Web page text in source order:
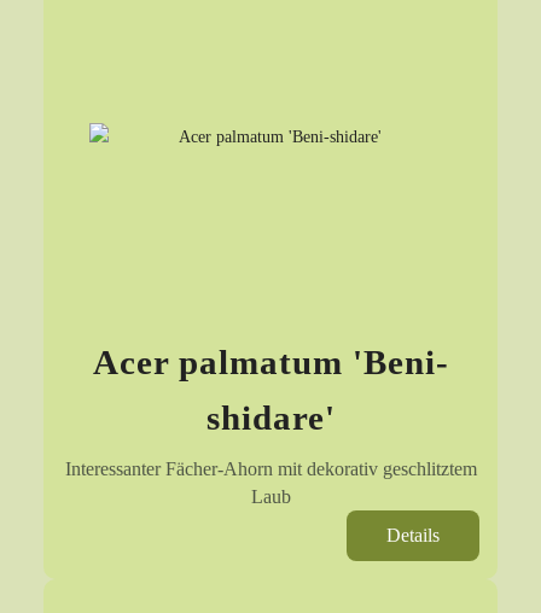
Acer palmatum 'Beni-
shidare'
Interessanter Fächer-Ahorn mit dekorativ geschlitztem
Laub
Details